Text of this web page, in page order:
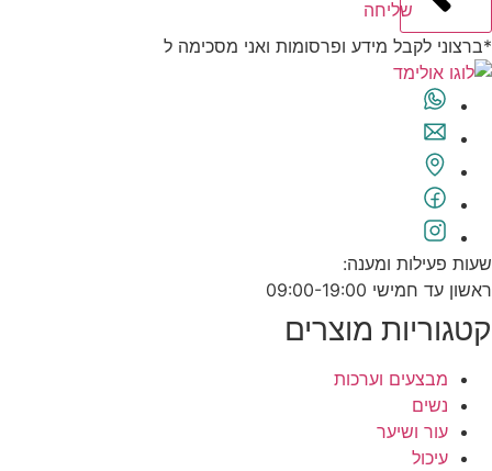
שליחה
*ברצוני לקבל מידע ופרסומות ואני מסכימה ל
שעות פעילות ומענה:
ראשון עד חמישי 09:00-19:00
קטגוריות מוצרים
מבצעים וערכות
נשים
עור ושיער
עיכול